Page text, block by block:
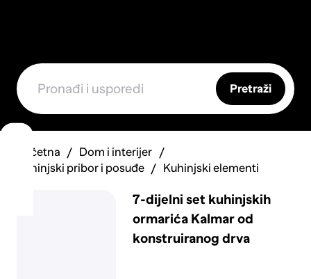
Pretraži
Početna
Dom i interijer
Kuhinjski pribor i posuđe
Kuhinjski elementi
7-dijelni set kuhinjskih
ormarića Kalmar od
konstruiranog drva